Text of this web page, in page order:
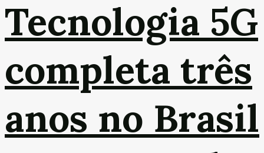
Tecnologia 5G
completa três
anos no Brasil